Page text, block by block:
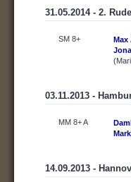
31.05.2014 - 2.
SM 8+ Max
03.11.2013 -
MM 8+ A
14.09.2013 -